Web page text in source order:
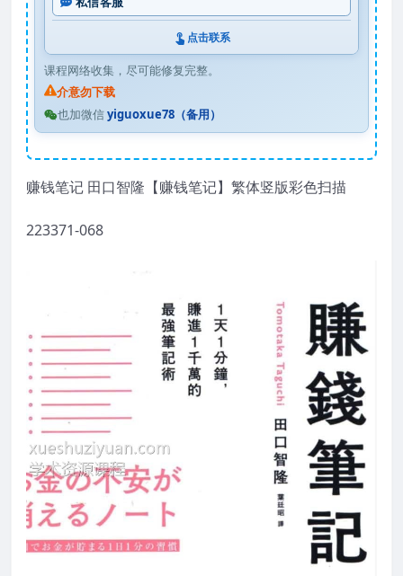
点击联系
课程网络收集，尽可能修复完整。
介意勿下载
也加微信yiguoxue78（备用）
赚钱笔记 田口智隆【赚钱笔记】繁体竖版彩色扫描
223371-068